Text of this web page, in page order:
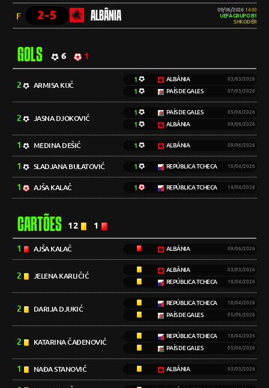
F 2-5 ALBÂNIA 09/06/2026 14:00
UEFA GRUPO B1
SHKODËR
GOLS 6 1
2 ARMISA KUČ
1 ALBÂNIA 03/03/2026
1 PAÍS DE GALES 07/03/2026
2 JASNA DJOKOVIĆ
1 PAÍS DE GALES 05/06/2026
1 ALBÂNIA 09/06/2026
1 MEDINA DEŠIĆ 1 ALBÂNIA 09/06/2026
1 SLADJANA BULATOVIĆ 1 REPÚBLICA TCHECA 18/04/2026
1 AJŠA KALAČ 1 REPÚBLICA TCHECA 14/04/2026
CARTÕES 12 1
1 AJŠA KALAČ ALBÂNIA 09/06/2026
2 JELENA KARLIČIĆ
ALBÂNIA 03/03/2026
REPÚBLICA TCHECA 18/04/2026
2 DARIJA DJUKIĆ
REPÚBLICA TCHECA 18/04/2026
PAÍS DE GALES 05/06/2026
2 KATARINA ČAĐENOVIĆ
REPÚBLICA TCHECA 18/04/2026
PAÍS DE GALES 05/06/2026
1 NAĐA STANOVIĆ ALBÂNIA 03/03/2026